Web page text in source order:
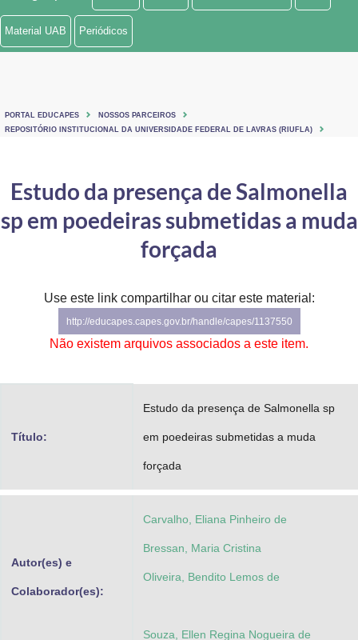
Ministério de Minas e Energia
Ministério do Turismo
Controladoria-Geral da União
Ministério da Mulher, da Família e dos Direitos Humanos
Secretaria de Governo
Gabinete de Segurança Institucional
Planalto
Material UAB Periódicos
PORTAL EDUCAPES
NOSSOS PARCEIROS
REPOSITÓRIO INSTITUCIONAL DA UNIVERSIDADE FEDERAL DE LAVRAS (RIUFLA)
Estudo da presença de Salmonella
sp em poedeiras submetidas a muda
forçada
Use este link compartilhar ou citar este material:
http://educapes.capes.gov.br/handle/capes/1137550
Não existem arquivos associados a este item.
Título:
Estudo da presença de Salmonella sp
em poedeiras submetidas a muda
forçada
Autor(es) e
Colaborador(es):
Carvalho, Eliana Pinheiro de
Bressan, Maria Cristina
Oliveira, Bendito Lemos de
Souza, Ellen Regina Nogueira de